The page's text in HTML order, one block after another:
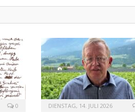
0 DIENSTAG, 14. JULI 2026